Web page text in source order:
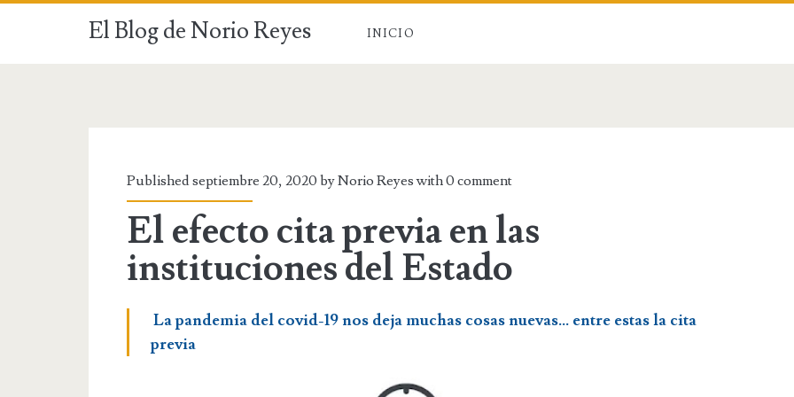
El Blog de Norio Reyes INICIO
Published septiembre 20, 2020 by Norio Reyes with0 comment
El efecto cita previa en las
instituciones del Estado
La pandemia del covid-19 nos deja muchas cosas nuevas... entre estas la cita
previa